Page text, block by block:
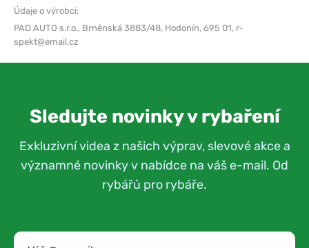
Údaje o výrobci:
PAD AUTO s.r.o., Brněnská 3883/48, Hodonín, 695 01, r-
spekt@email.cz
Sledujte novinky v rybaření
Exkluzivní videa z našich výprav, slevové akce a
významné novinky v nabídce na váš e-mail. Od
rybářů pro rybáře.